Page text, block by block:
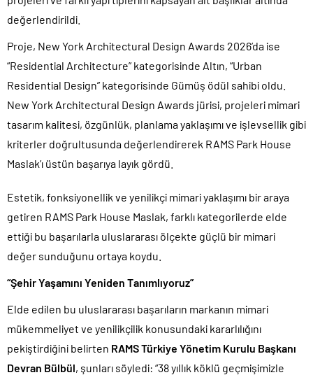
değerlendirildi.
Proje, New York Architectural Design Awards 2026’da ise
“Residential Architecture” kategorisinde Altın, “Urban
Residential Design” kategorisinde Gümüş ödül sahibi oldu.
New York Architectural Design Awards jürisi, projeleri mimari
tasarım kalitesi, özgünlük, planlama yaklaşımı ve işlevsellik gibi
kriterler doğrultusunda değerlendirerek RAMS Park House
Maslak’ı üstün başarıya layık gördü.
Estetik, fonksiyonellik ve yenilikçi mimari yaklaşımı bir araya
getiren RAMS Park House Maslak, farklı kategorilerde elde
ettiği bu başarılarla uluslararası ölçekte güçlü bir mimari
değer sunduğunu ortaya koydu.
“Şehir Yaşamını Yeniden Tanımlıyoruz”
Elde edilen bu uluslararası başarıların markanın mimari
mükemmeliyet ve yenilikçilik konusundaki kararlılığını
pekiştirdiğini belirten RAMS Türkiye Yönetim Kurulu Başkanı
Devran Bülbül, şunları söyledi: “38 yıllık köklü geçmişimizle